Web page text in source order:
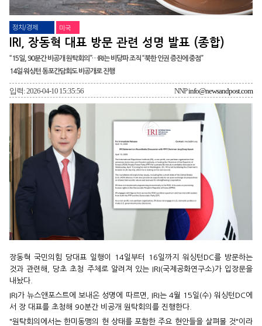
정치/경제 미국
IRI, 장동혁 대표 방문 관련 성명 발표 (종합)
“15일, 90분간 비공개 원탁회의”…IRI는 비당파 조직 “북한 인권 증진에 중점”
14일 워싱턴 동포간담회도 비공개로 진행
입력: 2026-04-10 15:35:56 NNPinfo@newsandpost.com
장동혁 국민의힘 당대표 일행이 14일부터 16일까지 워싱턴DC를 방문하는
것과 관련해, 당초 초청 주체로 알려져 있는 IRI(국제공화연구소)가 입장문을
내놨다.
IRI가 뉴스앤포스트에 보내온 성명에 따르면, IRI는 4월 15일(수) 워싱턴DC에
서 장 대표를 초청해 90분간 비공개 원탁회의를 진행한다.
"원탁회의에서는 한미동맹의 현 상태를 포함한 주요 현안들을 살펴볼 것"이라